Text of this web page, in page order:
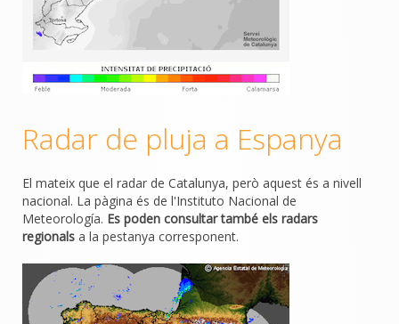
Radar de pluja a Espanya
El mateix que el radar de Catalunya, però aquest és a nivell
nacional. La pàgina és de l'Instituto Nacional de
Meteorología. Es poden consultar també els radars
regionals a la pestanya corresponent.